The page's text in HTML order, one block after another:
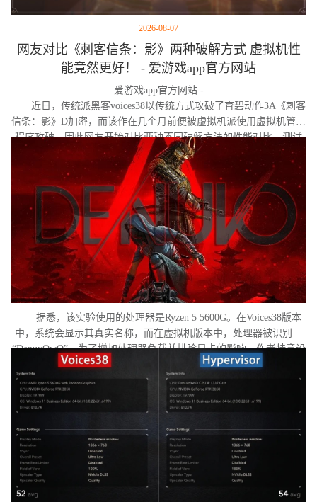
2026-08-07
网友对比《刺客信条：影》两种破解方式 虚拟机性
能竟然更好！ - 爱游戏app官方网站
爱游戏app官方网站 -
近日，传统派黑客voices38以传统方式攻破了育碧动作3A《刺客
信条：影》D加密，而该作在几个月前便被虚拟机派使用虚拟机管理
程序攻破。因此网友开始对比两种不同破解方法的性能对比。测试
作者决定验证，虚拟机管理程序是否真的会像许多玩家认为的那
样，导致明显的帧数下降。
据悉，该实验使用的处理器是Ryzen 5 5600G。在Voices38版本
中，系统会显示其真实名称，而在虚拟机版本中，处理器被识别为
“DenuvOwO”。为了增加处理器负载并排除显卡的影响，作者特意设
置了低分辨率，并将所有图形设置调至“极低”模式。两项测试均在相
同条件下进行：内存完整性和基于虚拟化的安全性（VBS）均已关
闭，并且两轮测试之间电脑甚至没有重启。